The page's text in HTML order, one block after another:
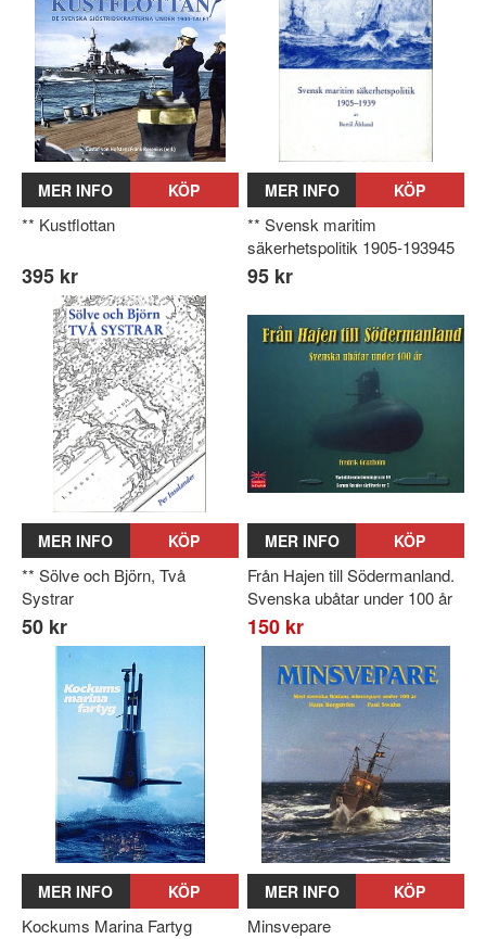
MER INFO KÖP
** Kustflottan
395 kr
MER INFO KÖP
** Svensk maritim
säkerhetspolitik 1905-193945
95 kr
MER INFO KÖP
** Sölve och Björn, Två
Systrar
50 kr
MER INFO KÖP
Från Hajen till Södermanland.
Svenska ubåtar under 100 år
150 kr
MER INFO KÖP
Kockums Marina Fartyg
MER INFO KÖP
Minsvepare